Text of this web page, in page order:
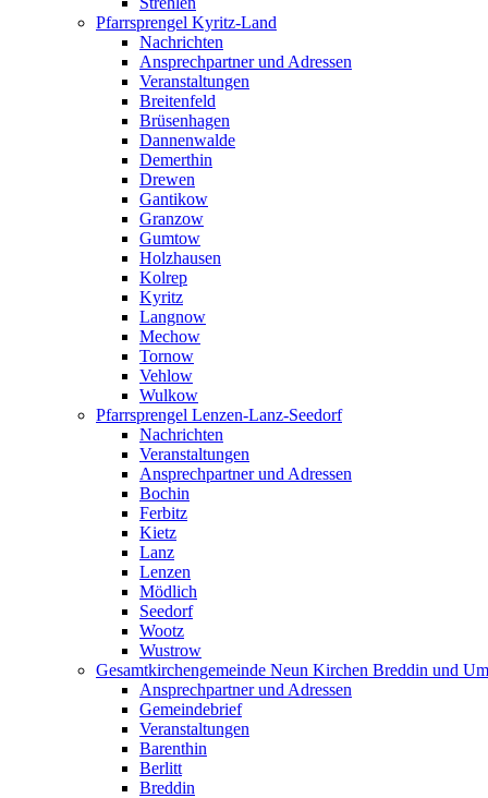
Pfarrsprengel Kyritz-Land
Nachrichten
Ansprechpartner und Adressen
Veranstaltungen
Breitenfeld
Brüsenhagen
Dannenwalde
Demerthin
Drewen
Gantikow
Granzow
Gumtow
Holzhausen
Kolrep
Kyritz
Langnow
Mechow
Tornow
Vehlow
Wulkow
Pfarrsprengel Lenzen-Lanz-Seedorf
Nachrichten
Veranstaltungen
Ansprechpartner und Adressen
Bochin
Ferbitz
Kietz
Lanz
Lenzen
Mödlich
Seedorf
Wootz
Wustrow
Gesamtkirchengemeinde Neun Kirchen Breddin und
Ansprechpartner und Adressen
Gemeindebrief
Veranstaltungen
Barenthin
Berlitt
Breddin